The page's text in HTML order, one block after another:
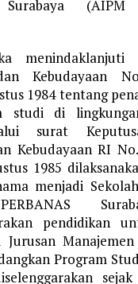
Surabaya (AIPM
menindaklanjuti
Kebudayaan
1984 tentang
studi di
surat
Kebudayaan RI
1985
menjadi
pendidikan
Program